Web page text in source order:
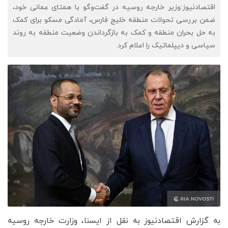
اقتصادنیوز:وزیر خارجه روسیه در گفت‌وگو با همتای عمانی خود،
ضمن بررسی تحولات منطقه خلیج فارس، آمادگی مسکو برای کمک
به حل بحران منطقه و کمک به بازگرداندن وضعیت منطقه به روند
سیاسی و دیپلماتیک را اعلام کرد.
به گزارش اقتصادنیوز به نقل از ایسنا، وزارت خارجه روسیه